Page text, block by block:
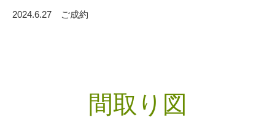
2024.6.27 ご成約
間取り図